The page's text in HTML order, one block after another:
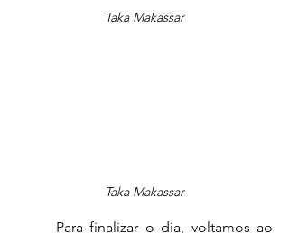
Taka Makassar
Taka Makassar